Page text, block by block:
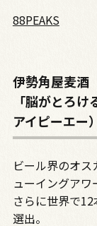
88PEAKS
伊勢角屋麦酒
「脳がとろ
アイピーエー
ビール界のオ
ューイングアワ
さらに世界で
選出。